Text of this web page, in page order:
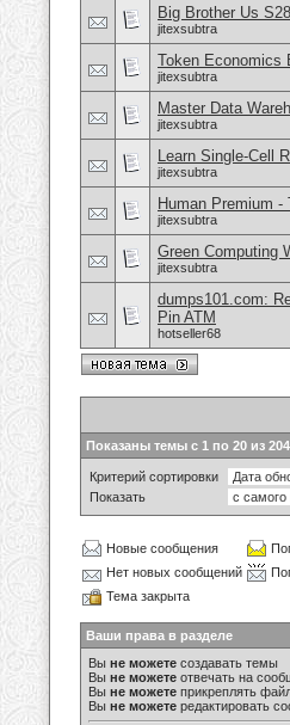
Big Brother Us
jitexsubtra
Token Economics
jitexsubtra
Master Data
jitexsubtra
Learn Single-Cell
jitexsubtra
Human Premium
jitexsubtra
Green Computing
jitexsubtra
dumps101.com:
Pin ATM
hotseller68
Показаны темы с 1 по 20 из
Критерий сортировки
Показать
Новые сообщения
Нет новых сообщений
Тема закрыта
Ваши права в разделе
Вы не можете создавать темы
Вы не можете отвечать на
Вы не можете прикреплять
Вы не можете редактировать